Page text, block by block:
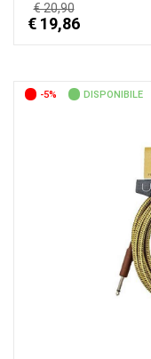
€ 20,90
€ 19,86
-5% DISPONIBILE